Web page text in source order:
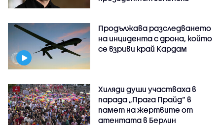
Продължава разследването
на инцидента с дрона, който
се взриви край Кардам
Хиляди души участваха в
парада „Прага Прайд“ в
памет на жертвите от
атентата в Берлин